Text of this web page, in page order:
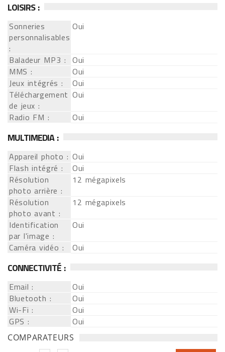
LOISIRS :
Sonneries
personnalisables
:
Oui
Baladeur MP3 : Oui
MMS :
Oui
Jeux intégrés :
Oui
Téléchargement
de jeux :
Oui
Radio FM :
Oui
MULTIMEDIA :
Appareil photo : Oui
Flash intégré :
Oui
Résolution
photo arrière :
12 mégapixels
Résolution
photo avant :
12 mégapixels
Identification
par l'image :
Oui
Caméra vidéo :
Oui
CONNECTIVITÉ :
Email :
Oui
Bluetooth :
Oui
Wi-Fi :
Oui
GPS :
Oui
COMPARATEURS